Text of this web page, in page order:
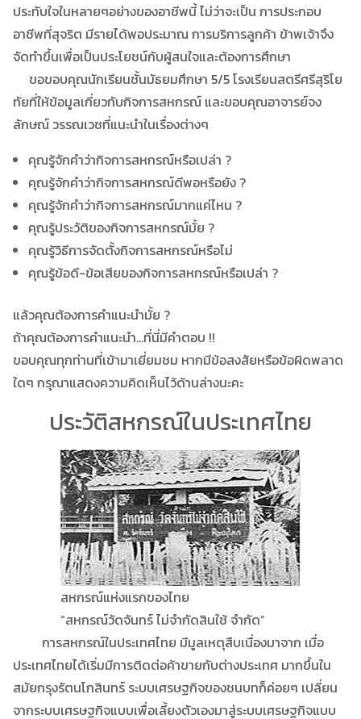
ประทับใจในหลายๆอย่างของอาชีพนี้ ไม่ว่าจะเป็น การประกอบ
อาชีพที่สุจริต มีรายได้พอประมาณ การบริการลูกค้า ข้าพเจ้าจึง
จัดทำขึ้นเพื่อเป็นประโยชน์กับผู้สนใจและต้องการศึกษา
ขอขอบคุณนักเรียนชั้นมัธยมศึกษา 5/5 โรงเรียนสตรีศรีสุริโย
ทัยที่ให้ข้อมูลเกี่ยวกับกิจการสหกรณ์ และขอบคุณอาจารย์จง
ลักษณ์ วรรณเวชที่แนะนำในเรื่องต่างๆ
คุณรู้จักคำว่ากิจการสหกรณ์หรือเปล่า ?
คุณรู้จักคำว่ากิจการสหกรณ์ดีพอหรือยัง ?
คุณรู้จักคำว่ากิจการสหกรณ์มากแค่ไหน ?
คุณรู้ประวัติของกิจการสหกรณ์มั้ย ?
คุณรู้วิธีการจัดตั้งกิจการสหกรณ์หรือไม่
คุณรู้ข้อดี-ข้อเสียของกิจการสหกรณ์หรือเปล่า ?
แล้วคุณต้องการคำแนะนำมั้ย ?
ถ้าคุณต้องการคำแนะนำ…ที่นี่มีคำตอบ !!
ขอบคุณทุกท่านที่เข้ามาเยี่ยมชม หากมีข้อสงสัยหรือข้อผิดพลาด
ใดๆ กรุณาแสดงความคิดเห็นไว้ด้านล่างนะคะ
ประวัติสหกรณ์ในประเทศไทย
สหกรณ์แห่งแรกของไทย
“สหกรณ์วัดจันทร์ ไม่จำกัดสินใช้ จำกัด”
การสหกรณ์ในประเทศไทย มีมูลเหตุสืบเนื่องมาจาก เมื่อ
ประเทศไทยได้เริ่มมีการติดต่อค้าขายกับต่างประเทศ มากขึ้นใน
สมัยกรุงรัตนโกสินทร์ ระบบเศรษฐกิจของชนบทก็ค่อยๆ เปลี่ยน
จากระบบเศรษฐกิจแบบเพื่อเลี้ยงตัวเองมาสู่ระบบเศรษฐกิจแบบ